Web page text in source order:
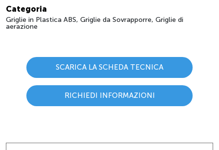
Categoria
Griglie in Plastica ABS, Griglie da Sovrapporre, Griglie di
aerazione
SCARICA LA SCHEDA TECNICA
RICHIEDI INFORMAZIONI